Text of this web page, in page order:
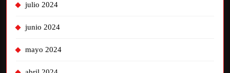
julio 2024
junio 2024
mayo 2024